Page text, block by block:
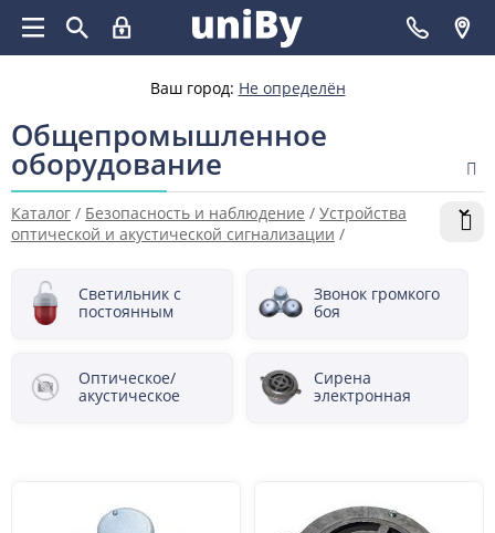
Ваш город: Не определён
Общепромышленное
оборудование
Каталог / Безопасность и наблюдение / Устройства
оптической и акустической сигнализации /
Светильник с
постоянным
Звонок громкого
боя
Оптическое/
акустическое
Сирена
электронная